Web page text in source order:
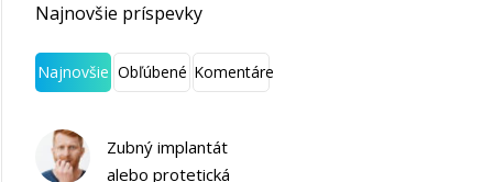
Najnovšie príspevky
Najnovšie Obľúbené Komentáre
Zubný implantát
alebo protetická